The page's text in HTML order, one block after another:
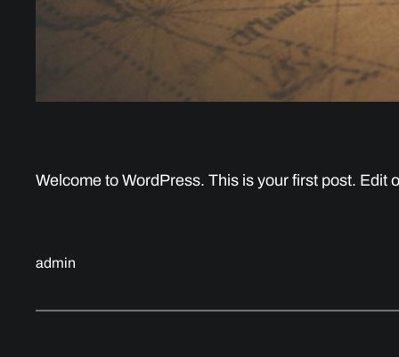
Welcome to WordPress. This is your first post. Edit
admin